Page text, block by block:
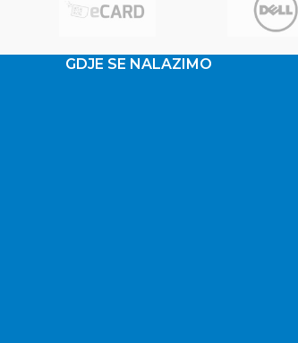
GDJE SE NALAZIMO